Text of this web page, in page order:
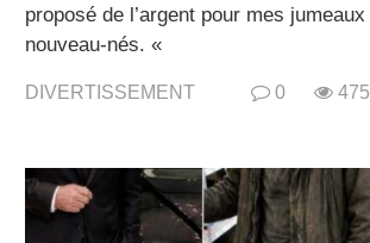
proposé de l’argent pour mes jumeaux
nouveau-nés. «
DIVERTISSEMENT 0 475